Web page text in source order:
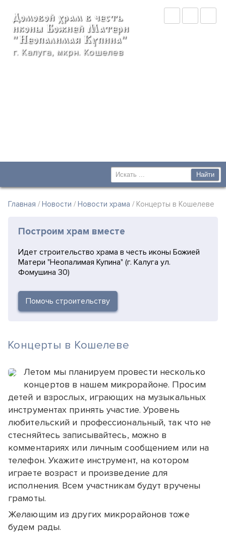
Домовой храм в честь
иконы Божией Матери
"Неопалимая Купина"
г. Калуга, мкрн. Кошелев
Главная /Новости /Новости храма / Концерты в Кошелеве
Построим храм вместе
Идет строительство храма в честь иконы Божией
Матери "Неопалимая Купина" (г. Калуга ул.
Фомушина 30)
Помочь строительству
Концерты в Кошелеве
Летом мы планируем провести несколько
концертов в нашем микрорайоне. Просим
детей и взрослых, играющих на музыкальных
инструментах принять участие. Уровень
любительский и профессиональный, так что не
стесняйтесь записывайтесь, можно в
комментариях или личным сообщением или на
телефон. Укажите инструмент, на котором
играете возраст и произведение для
исполнения. Всем участникам будут вручены
грамоты.
Желающим из других микрорайонов тоже
будем рады.